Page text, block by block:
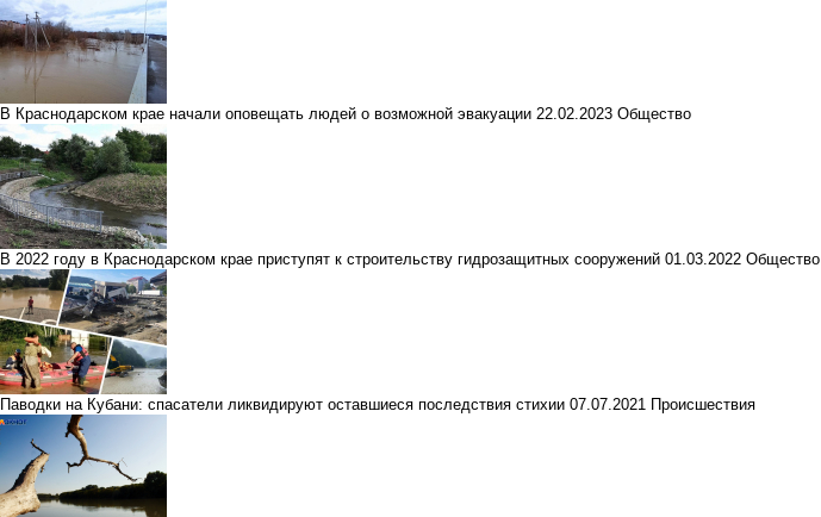
В Краснодарском крае начали оповещать людей о возможной эвакуации 22.02.2023 Общество
В 2022 году в Краснодарском крае приступят к строительству гидрозащитных сооружений 01.03.2022 Общество
Паводки на Кубани: спасатели ликвидируют оставшиеся последствия стихии 07.07.2021 Происшествия